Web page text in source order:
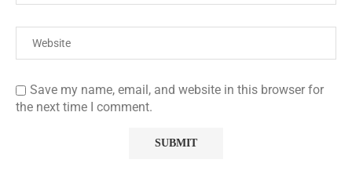
Save my name, email, and website in this browser for
the next time I comment.